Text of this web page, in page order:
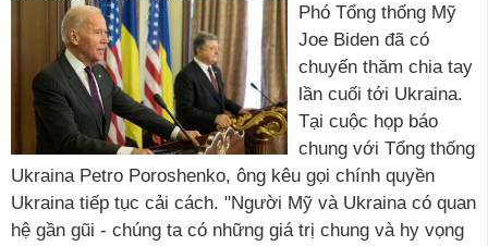
Phó Tổng thống Mỹ
Joe Biden đã có
chuyến thăm chia tay
lần cuối tới Ukraina.
Tại cuộc họp báo
chung với Tổng thống
Ukraina Petro Poroshenko, ông kêu gọi chính quyền
Ukraina tiếp tục cải cách. "Người Mỹ và Ukraina có quan
hệ gần gũi - chúng ta có những giá trị chung và hy vọng